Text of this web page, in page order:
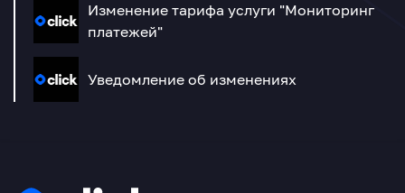
Изменение тарифа услуги "Мониторинг
платежей"
Уведомление об изменениях